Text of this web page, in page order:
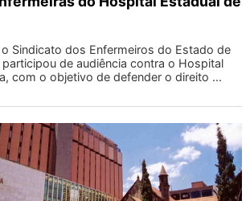
Sindicato dos Enfermeiros do Estado de
participou de audiência contra o Hospital
com o objetivo de defender o direito ...